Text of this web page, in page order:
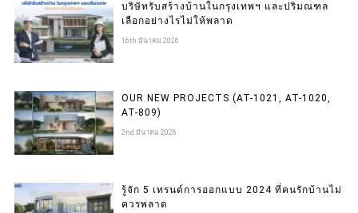
บริษัทรับสร้างบ้านในกรุงเทพฯ และปริมณฑล
เลือกอย่างไรไม่ให้พลาด
16th มีนาคม 2026
OUR NEW PROJECTS (AT-1021, AT-1020,
AT-809)
2nd มีนาคม 2026
รู้จัก 5 เทรนด์การออกแบบ 2024 ที่คนรักบ้านไม่
ควรพลาด